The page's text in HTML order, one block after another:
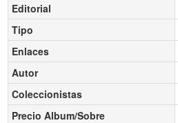
Editorial
Tipo
Enlaces
Autor
Coleccionistas
Precio Album/Sobre